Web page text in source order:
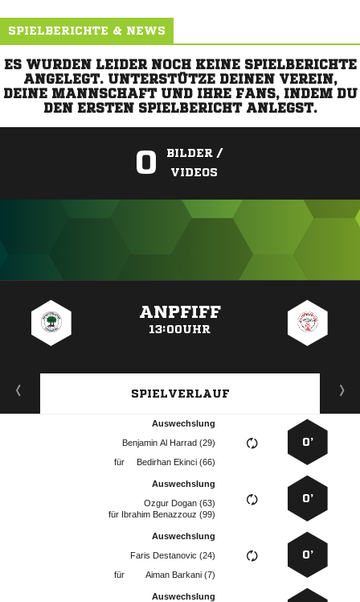
SPIELBERICHTE & NEWS
ES WURDEN LEIDER NOCH KEINE SPIELBERICHTE
ANGELEGT. UNTERSTÜTZE DEINEN VEREIN,
DEINE MANNSCHAFT UND IHRE FANS, INDEM DU
DEN ERSTEN SPIELBERICHT ANLEGST.
0
BILDER /
VIDEOS
ANPFIFF
13:00UHR
SPIELVERLAUF
0’
Auswechslung
   
für
  
0’
Auswechslung
  
für   
0’
Auswechslung
  
für
  
Auswechslung